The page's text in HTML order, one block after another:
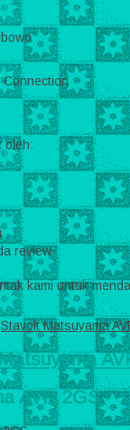
Connection
oleh:
review
kami untuk
Stavolt Matsuyama
AVR 2GS